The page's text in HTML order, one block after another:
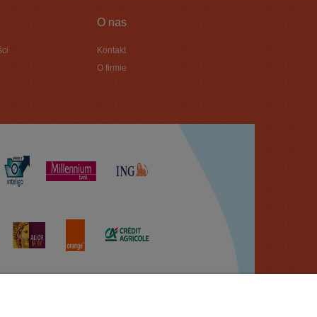
O nas
Kontakt
O firmie